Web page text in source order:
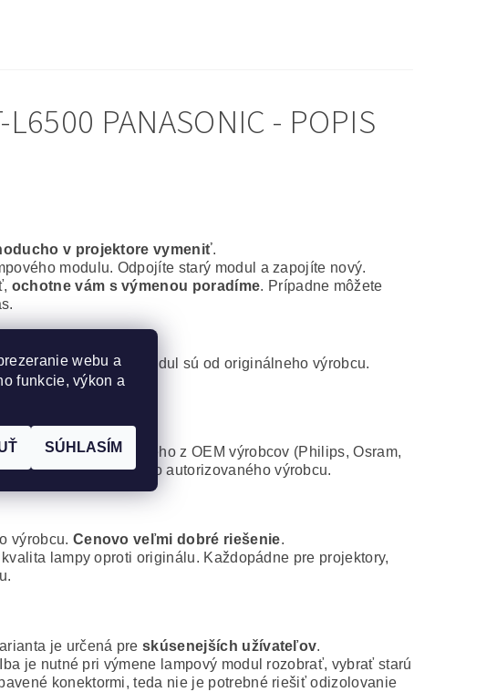
PANASONIC - POPIS
v projektore vymeniť.
modulu. Odpojíte starý modul a zapojíte nový.
ochotne vám s výmenou poradíme. Prípadne môžete
aj montážny modul sú od originálneho výrobcu.
výbojka od niektorého z OEM výrobcov (Philips, Osram,
od kompatibilného autorizovaného výrobcu.
výrobcu. Cenovo veľmi dobré riešenie.
lampy oproti originálu. Každopádne pre projektory,
je určená preskúsenejších užívateľov.
je nutné pri výmene lampový modul rozobrať, vybrať starú
konektormi, teda nie je potrebné riešiť odizolovanie
webu a
funkcie, výkon a
SÚHLASÍM